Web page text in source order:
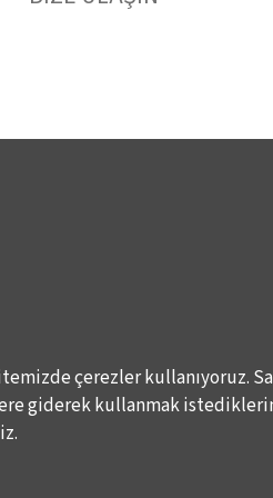
çerezler kullanıyoruz.
giderek kullanmak